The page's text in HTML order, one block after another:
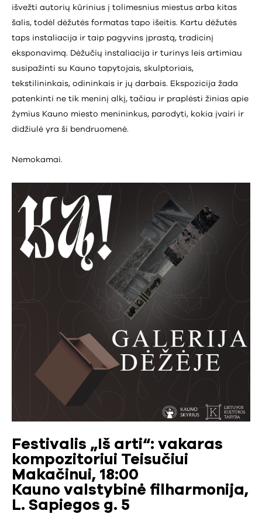
išvežti autorių kūrinius į tolimesnius miestus arba kitas
šalis, todėl dėžutės formatas tapo išeitis. Kartu dėžutės
taps instaliacija ir taip pagyvins įprastą, tradicinį
eksponavimą. Dėžučių instaliacija ir turinys leis artimiau
susipažinti su Kauno tapytojais, skulptoriais,
tekstilininkais, odininkais ir jų darbais. Ekspozicija žada
patenkinti ne tik meninį alkį, tačiau ir praplėsti žinias apie
žymius Kauno miesto menininkus, parodyti, kokia įvairi ir
didžiulė yra ši bendruomenė.
Nemokamai.
Festivalis „Iš arti“: vakaras
kompozitoriui Teisučiui
Makačinui, 18:00
Kauno valstybinė filharmonija,
L. Sapiegos g. 5